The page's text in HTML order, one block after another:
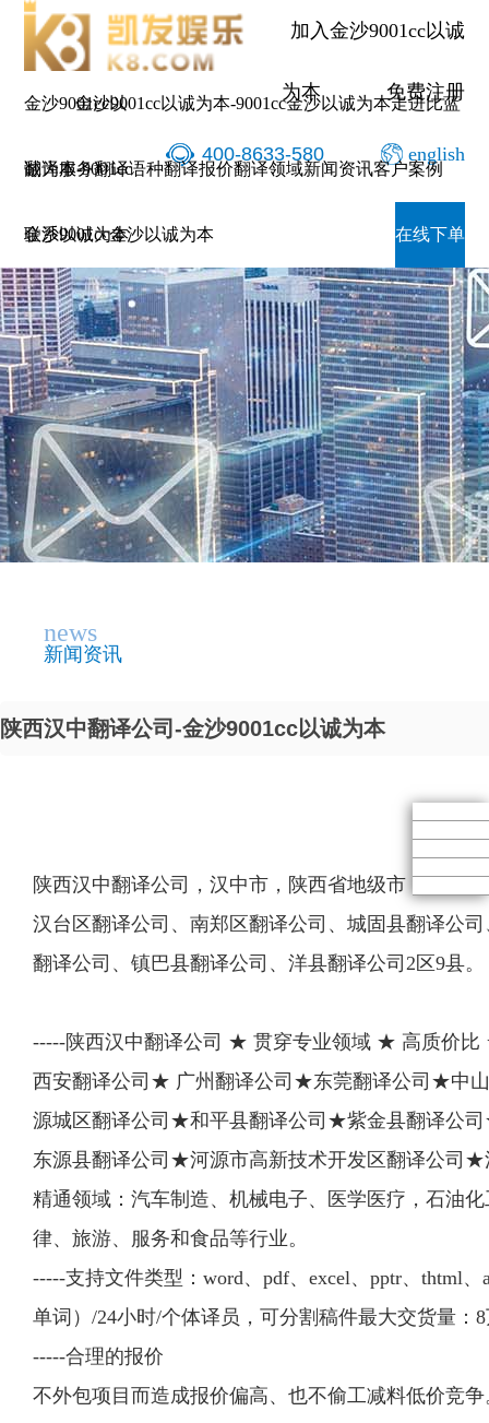
加入金沙9001cc以诚
为本 免费注册
400-8633-580 english
金沙9001cc以
诚为本-9001cc
金沙以诚为本
金沙9001cc以诚为本-9001cc金沙以诚为本走进比蓝
翻译服务翻译语种翻译报价翻译领域新闻资讯客户案例
联系9001cc金沙以诚为本 在线下单
news
新闻资讯
陕西汉中翻译公司-金沙9001cc以诚为本
陕西汉中翻译公司，汉中市，陕西省地级市，简称
汉台区翻译公司、南郑区翻译公司、城固县翻译公
翻译公司、镇巴县翻译公司、洋县翻译公司2区9县。
-----陕西汉中翻译公司 ★ 贯穿专业领域 ★ 高质价
西安翻译公司★ 广州翻译公司★东莞翻译公司★中
源城区翻译公司★和平县翻译公司★紫金县翻译公
东源县翻译公司★河源市高新技术开发区翻译公司★
精通领域：汽车制造、机械电子、医学医疗，石油
律、旅游、服务和食品等行业。
-----支持文件类型：word、pdf、excel、pptr、thtml
单词）/24小时/个体译员，可分割稿件最大交货量：
-----合理的报价
不外包项目而造成报价偏高、也不偷工减料低价竞